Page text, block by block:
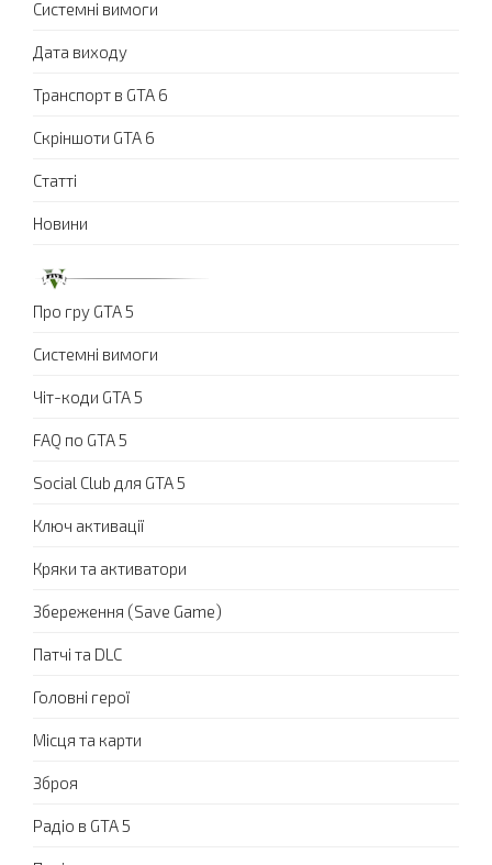
Системні вимоги
Дата виходу
Транспорт в GTA 6
Скріншоти GTA 6
Статті
Новини
Про гру GTA 5
Системні вимоги
Чіт-коди GTA 5
FAQ по GTA 5
Social Club для GTA 5
Ключ активації
Кряки та активатори
Збереження (Save Game)
Патчі та DLC
Головні герої
Місця та карти
Зброя
Радіо в GTA 5